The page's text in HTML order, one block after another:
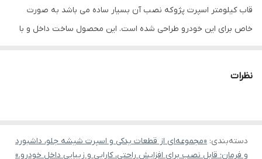
قاب کیلومتر اسپرت پژو که نصب آن بسیار ساده می باشد به صورت
خاص برای این خودرو طراحی شده است. این محصول ساخت داخل و با
نصب
ببندید.
نظرات
دسته‌بندی: «مجموعه‌ای از قطعات یدکی و اسپرت شیشه جلو، داشبورد
و فرمان؛ قابل نصب برای افزایش راحتی، کارایی و زیبایی داخل خودرو.»